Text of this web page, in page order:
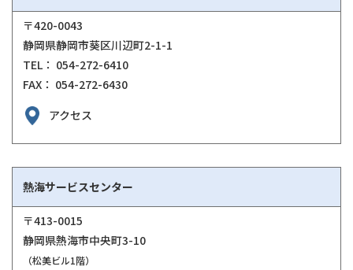
〒420-0043
静岡県静岡市葵区川辺町2-1-1
TEL： 054-272-6410
FAX： 054-272-6430
アクセス
熱海サービスセンター
〒413-0015
静岡県熱海市中央町3-10
（松美ビル1階）